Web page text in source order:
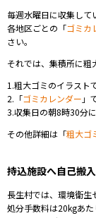
毎週水曜日に収集して
各地区ごとの「ゴミカ
さい。
それでは、集積所に粗
1.粗大ゴミのイラスト
2.「ゴミカレンダー 」
3.収集日の朝8時30分
その他詳細は「粗大ゴ
持込施設へ自己搬
長生村では、環境衛生
処分手数料は20kgあた